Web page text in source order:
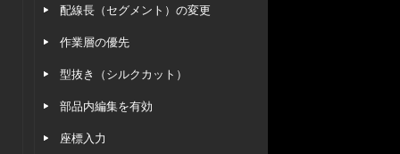
配線長（セグメント）の変更
作業層の優先
型抜き（シルクカット）
部品内編集を有効
座標入力